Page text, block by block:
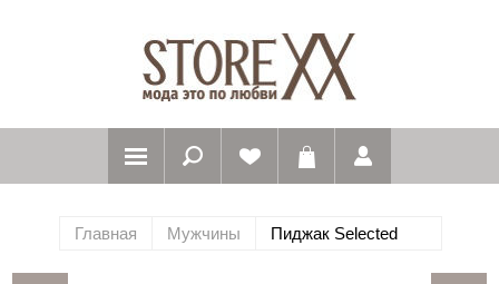
Главная Мужчины Пиджак Selected